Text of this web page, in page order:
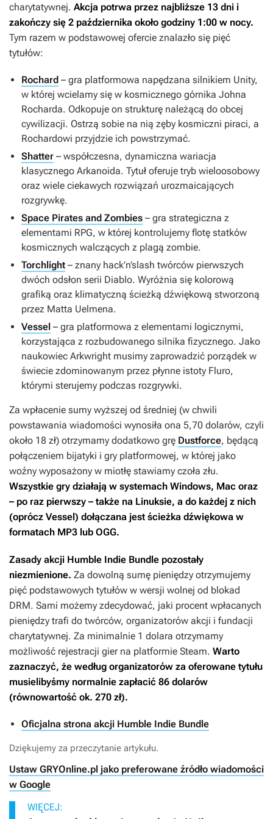
charytatywnej. Akcja potrwa przez najbliższe 13 dni i
zakończy się 2 października około godziny 1:00 w nocy.
Tym razem w podstawowej ofercie znalazło się pięć
tytułów:
Rochard – gra platformowa napędzana silnikiem Unity,
w której wcielamy się w kosmicznego górnika Johna
Rocharda. Odkopuje on strukturę należącą do obcej
cywilizacji. Ostrzą sobie na nią zęby kosmiczni piraci, a
Rochardowi przyjdzie ich powstrzymać.
Shatter – współczesna, dynamiczna wariacja
klasycznego Arkanoida. Tytuł oferuje tryb wieloosobowy
oraz wiele ciekawych rozwiązań urozmaicających
rozgrywkę.
Space Pirates and Zombies – gra strategiczna z
elementami RPG, w której kontrolujemy flotę statków
kosmicznych walczących z plagą zombie.
Torchlight – znany hack’n’slash twórców pierwszych
dwóch odsłon serii Diablo. Wyróżnia się kolorową
grafiką oraz klimatyczną ścieżką dźwiękową stworzoną
przez Matta Uelmena.
Vessel – gra platformowa z elementami logicznymi,
korzystająca z rozbudowanego silnika fizycznego. Jako
naukowiec Arkwright musimy zaprowadzić porządek w
świecie zdominowanym przez płynne istoty Fluro,
którymi sterujemy podczas rozgrywki.
Za wpłacenie sumy wyższej od średniej (w chwili
powstawania wiadomości wynosiła ona 5,70 dolarów, czyli
około 18 zł) otrzymamy dodatkowo grę Dustforce, będącą
połączeniem bijatyki i gry platformowej, w której jako
woźny wyposażony w miotłę stawiamy czoła złu.
Wszystkie gry działają w systemach Windows, Mac oraz
– po raz pierwszy – także na Linuksie, a do każdej z nich
(oprócz Vessel) dołączana jest ścieżka dźwiękowa w
formatach MP3 lub OGG.
Zasady akcji Humble Indie Bundle pozostały
niezmienione. Za dowolną sumę pieniędzy otrzymujemy
pięć podstawowych tytułów w wersji wolnej od blokad
DRM. Sami możemy zdecydować, jaki procent wpłacanych
pieniędzy trafi do twórców, organizatorów akcji i fundacji
charytatywnej. Za minimalnie 1 dolara otrzymamy
możliwość rejestracji gier na platformie Steam. Warto
zaznaczyć, że według organizatorów za oferowane tytułu
musielibyśmy normalnie zapłacić 86 dolarów
(równowartość ok. 270 zł).
Oficjalna strona akcji Humble Indie Bundle
Dziękujemy za przeczytanie artykułu.
Ustaw GRYOnline.pl jako preferowane źródło wiadomości
w Google
WIĘCEJ: